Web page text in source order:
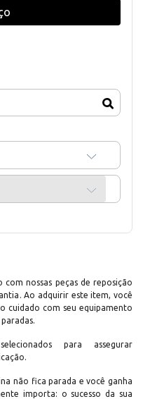
nossas peças de reposição
Ao adquirir este item, você
cuidado com seu equipamento
para assegurar
não fica parada e você ganha
importa: o sucesso da sua